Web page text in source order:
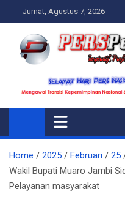
to
content
Jumat, Agustus 7, 2026
Ispiratif Profesional
Home 2025 Februari
25
Wakil Bupati Muaro Jambi
Pelayanan masyarakat